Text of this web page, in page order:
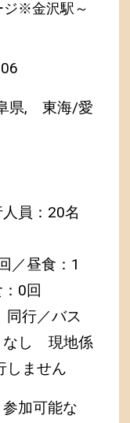
ジ※金沢駅～
県, 東海/愛
員：20名
／昼食：1
0回
同行／バス
し
現地係
しません
加可能な